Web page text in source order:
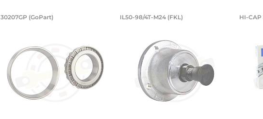
Подшипник 35х72х17/15 мм, конический
Подшипник 30207GP GoPart конический роликовый
30207GP (GoPart) Ступица режущего
Ступица IL50-98/4T-M24 FKL
IL50-98/4T-M24 (FKL) HI-CAP